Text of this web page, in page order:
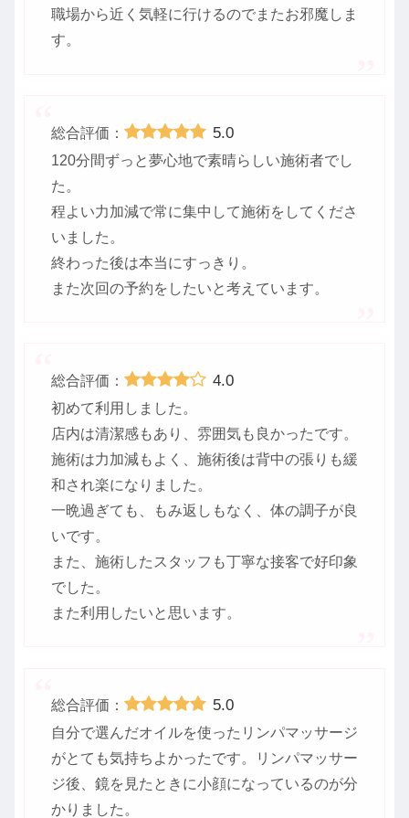
職場から近く気軽に行けるのでまたお邪魔しま
す。
総合評価： 5.0
120分間ずっと夢心地で素晴らしい施術者でし
た。
程よい力加減で常に集中して施術をしてくださ
いました。
終わった後は本当にすっきり。
また次回の予約をしたいと考えています。
総合評価： 4.0
初めて利用しました。
店内は清潔感もあり、雰囲気も良かったです。
施術は力加減もよく、施術後は背中の張りも緩
和され楽になりました。
一晩過ぎても、もみ返しもなく、体の調子が良
いです。
また、施術したスタッフも丁寧な接客で好印象
でした。
また利用したいと思います。
総合評価： 5.0
自分で選んだオイルを使ったリンパマッサージ
がとても気持ちよかったです。リンパマッサー
ジ後、鏡を見たときに小顔になっているのが分
かりました。